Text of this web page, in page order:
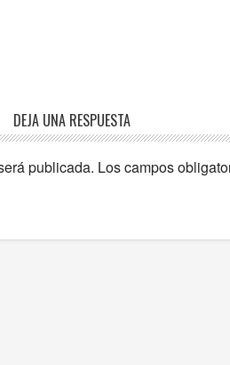
DEJA UNA RESPUESTA
publicada. Los campos